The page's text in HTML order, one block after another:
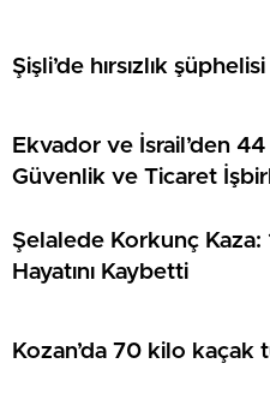
Şişli’de hırsızlık
Ekvador ve İsrail’den
Güvenlik ve Ticaret
Şelalede Korkunç Kaza:
Hayatını Kaybetti
Kozan’da 70 kilo